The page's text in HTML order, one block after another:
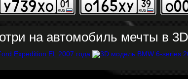
на автомобиль мечты в